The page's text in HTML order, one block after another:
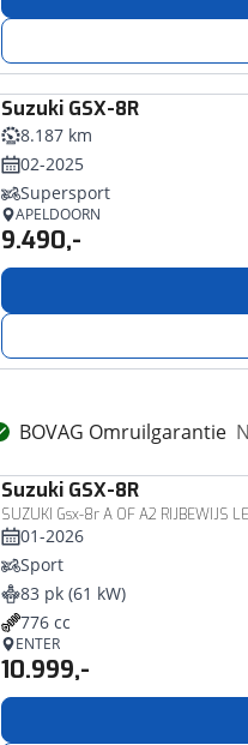
Suzuki GSX-8R
8.187 km
02-2025
Supersport
APELDOORN
9.490,-
BOVAG Omruilgarantie
Suzuki GSX-8R
SUZUKI Gsx-8r A OF A2 RIJBEWIJS
01-2026
Sport
83 pk (61 kW)
776 cc
ENTER
10.999,-